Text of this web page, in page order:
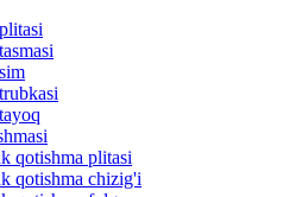
qotishma plitasi
qotishma chizig'i